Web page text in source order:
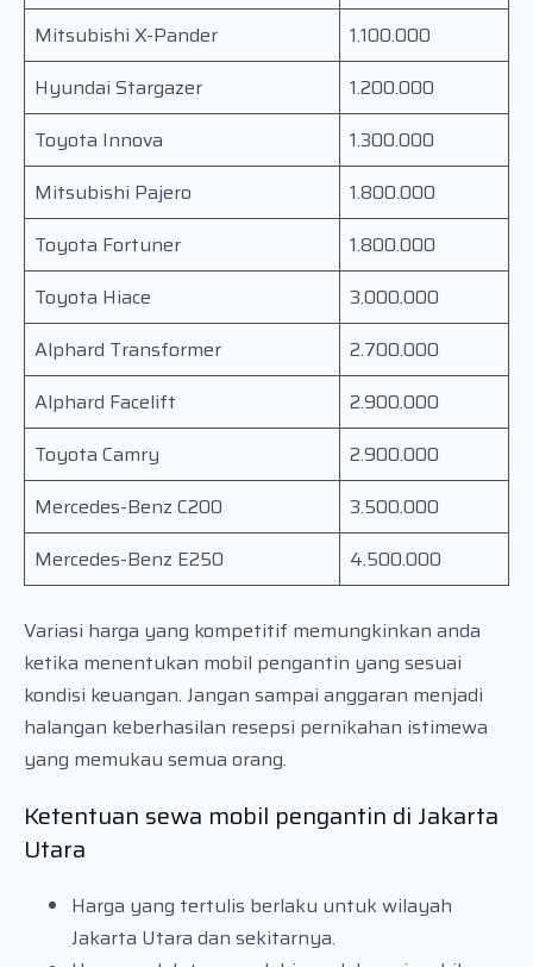
Mitsubishi X-Pander
1.100.000
Hyundai Stargazer
1.200.000
Toyota Innova
1.300.000
Mitsubishi Pajero
1.800.000
Toyota Fortuner
1.800.000
Toyota Hiace
3.000.000
Alphard Transformer
2.700.000
Alphard Facelift
2.900.000
Toyota Camry
2.900.000
Mercedes-Benz C200
3.500.000
Mercedes-Benz E250
4.500.000
Variasi harga yang kompetitif memungkinkan anda
ketika menentukan mobil pengantin yang sesuai
kondisi keuangan. Jangan sampai anggaran menjadi
halangan keberhasilan resepsi pernikahan istimewa
yang memukau semua orang.
Ketentuan sewa mobil pengantin di Jakarta
Utara
Harga yang tertulis berlaku untuk wilayah
Jakarta Utara dan sekitarnya.